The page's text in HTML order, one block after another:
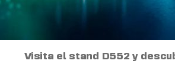
Visita el stand D552 y